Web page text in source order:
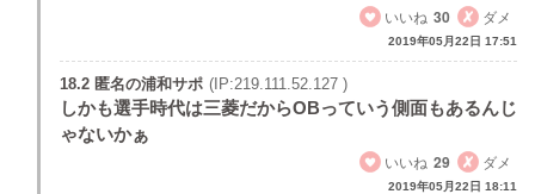
いいね 30 ダメ
2019年05月22日 17:51
18.2 匿名の浦和サポ (IP:219.111.52.127 )
しかも選手時代は三菱だからOBっていう側面もあるんじ
ゃないかぁ
いいね 29 ダメ
2019年05月22日 18:11